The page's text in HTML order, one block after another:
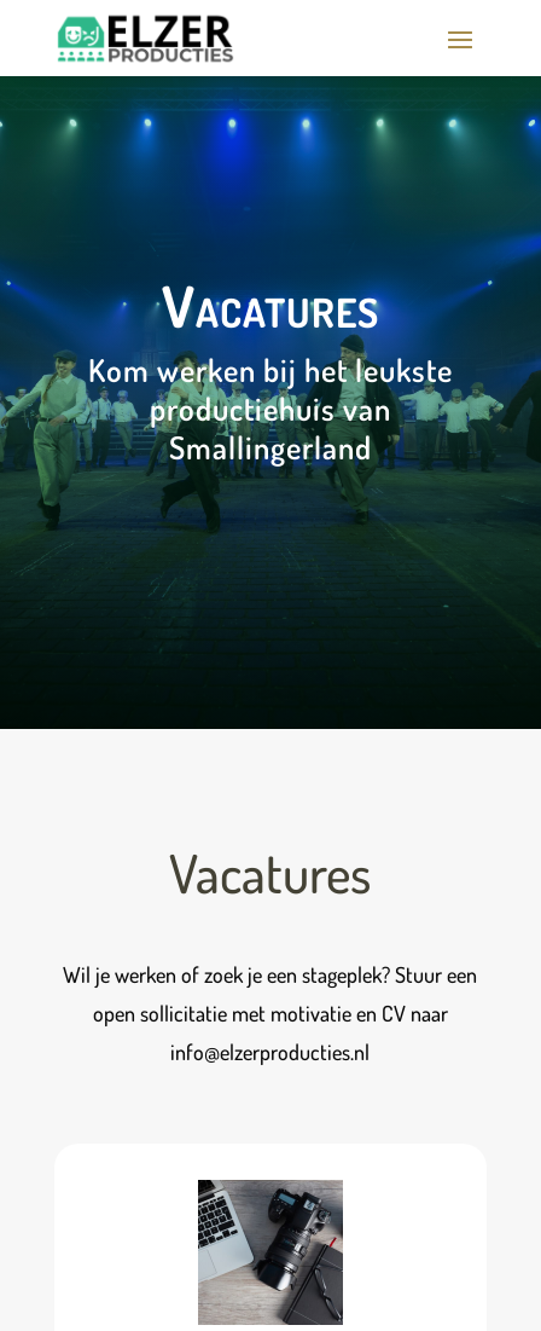
Vacatures
Kom werken bij het leukste
productiehuis van
Smallingerland
Vacatures
Wil je werken of zoek je een stageplek? Stuur een
open sollicitatie met motivatie en CV naar
info@elzerproducties.nl